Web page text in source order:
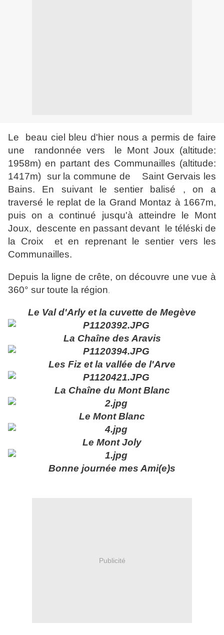
Le beau ciel bleu d'hier nous a permis de faire
une randonnée vers le Mont Joux (altitude:
1958m) en partant des Communailles (altitude:
1417m) sur la commune de Saint Gervais les
Bains. En suivant le sentier balisé , on a
traversé le replat de la Grand Montaz à 1667m,
puis on a continué jusqu'à atteindre le Mont
Joux, descente en passant devant le téléski de
la Croix et en reprenant le sentier vers les
Communailles.
Depuis la ligne de crête, on découvre une vue à
360° sur toute la région
Le Val d'Arly et la cuvette de Megève
La Chaîne des Aravis
Les Fiz et la vallée de l'Arve
La Chaîne du Mont Blanc
Le Mont Blanc
Le Mont Joly
Bonne journée mes Ami(e)s
Publicité